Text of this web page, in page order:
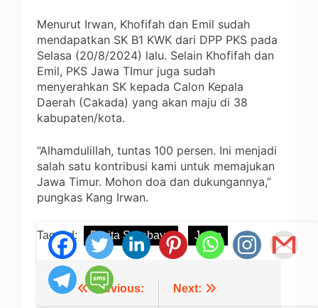
Menurut Irwan, Khofifah dan Emil sudah
mendapatkan SK B1 KWK dari DPP PKS pada
Selasa (20/8/2024) lalu. Selain Khofifah dan
Emil, PKS Jawa TImur juga sudah
menyerahkan SK kepada Calon Kepala
Daerah (Cakada) yang akan maju di 38
kabupaten/kota.
“Alhamdulillah, tuntas 100 persen. Ini menjadi
salah satu kontribusi kami untuk memajukan
Jawa Timur. Mohon doa dan dukungannya,”
pungkas Kang Irwan.
Tagged: Berita Surabaya Jatim
Navigasi
Previous: Next: